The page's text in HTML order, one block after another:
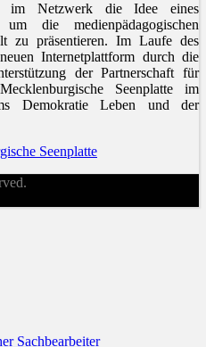
im Netzwerk die Idee eines
um die medienpädagogischen
zu präsentieren. Im Laufe des
Internetplattform durch die
der Partnerschaft für
Seenplatte im
Demokratie Leben und der
Sachbearbeiter